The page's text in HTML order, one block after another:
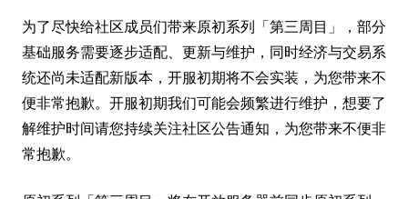
为了尽快给社区成员们带来原初系列「第三周目」，部分
基础服务需要逐步适配、更新与维护，同时经济与交易系
统还尚未适配新版本，开服初期将不会实装，为您带来不
便非常抱歉。开服初期我们可能会频繁进行维护，想要了
解维护时间请您持续关注社区公告通知，为您带来不便非
常抱歉。